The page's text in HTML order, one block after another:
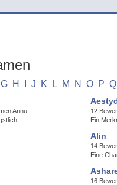
G H J K L M N O P Q
Arinu
12
Ein
Alin
14
Eine
16